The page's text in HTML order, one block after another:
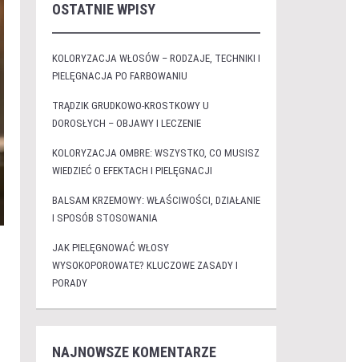
OSTATNIE WPISY
KOLORYZACJA WŁOSÓW – RODZAJE, TECHNIKI I
PIELĘGNACJA PO FARBOWANIU
TRĄDZIK GRUDKOWO-KROSTKOWY U
DOROSŁYCH – OBJAWY I LECZENIE
KOLORYZACJA OMBRE: WSZYSTKO, CO MUSISZ
WIEDZIEĆ O EFEKTACH I PIELĘGNACJI
BALSAM KRZEMOWY: WŁAŚCIWOŚCI, DZIAŁANIE
I SPOSÓB STOSOWANIA
JAK PIELĘGNOWAĆ WŁOSY
WYSOKOPOROWATE? KLUCZOWE ZASADY I
PORADY
NAJNOWSZE KOMENTARZE